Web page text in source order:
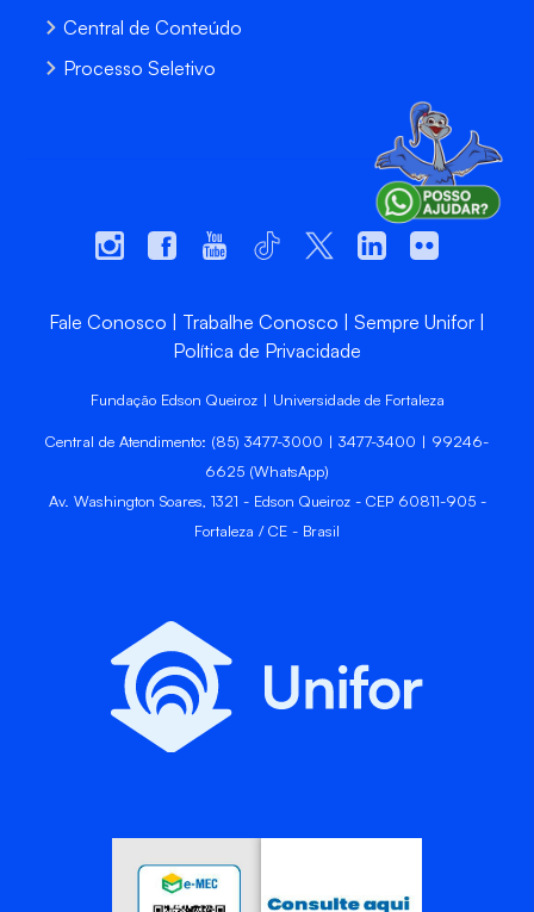
Central de Conteúdo
Processo Seletivo
Fale Conosco Trabalhe Conosco
Sempre Unifor
Política de Privacidade
Fundação Edson Queiroz | Universidade de Fortaleza
Central de Atendimento: (85) 3477-3000 | 3477-3400 | 99246-
6625 (WhatsApp)
Av. Washington Soares, 1321 - Edson Queiroz - CEP 60811-905 -
Fortaleza / CE - Brasil